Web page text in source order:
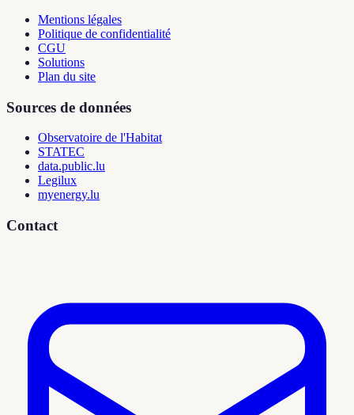
Mentions légales
Politique de confidentialité
CGU
Solutions
Plan du site
Sources de données
Observatoire de l'Habitat
STATEC
data.public.lu
Legilux
myenergy.lu
Contact